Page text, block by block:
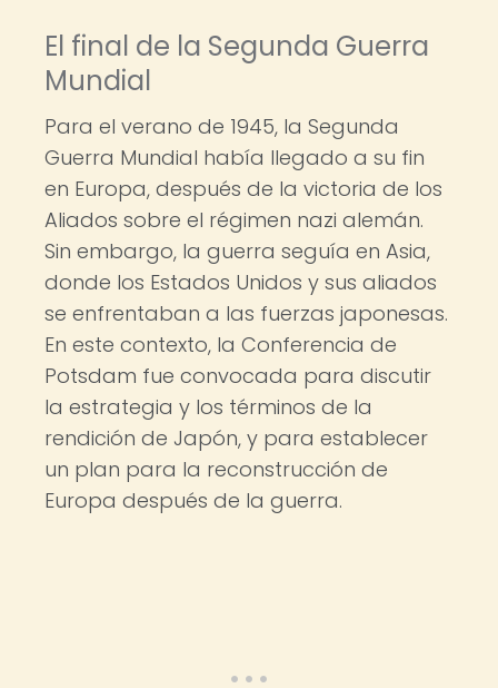
El final de la Segunda Guerra
Mundial
Para el verano de 1945, la Segunda
Guerra Mundial había llegado a su fin
en Europa, después de la victoria de los
Aliados sobre el régimen nazi alemán.
Sin embargo, la guerra seguía en Asia,
donde los Estados Unidos y sus aliados
se enfrentaban a las fuerzas japonesas.
En este contexto, la Conferencia de
Potsdam fue convocada para discutir
la estrategia y los términos de la
rendición de Japón, y para establecer
un plan para la reconstrucción de
Europa después de la guerra.